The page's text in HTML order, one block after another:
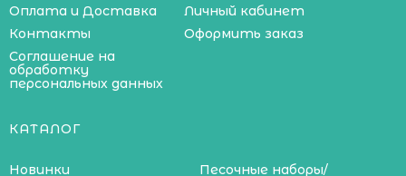
Оплата и Доставка
Контакты
Соглашение на
обработку
персональных данных
Личный кабинет
Оформить заказ
КАТАЛОГ
Новинки
Песочные наборы/